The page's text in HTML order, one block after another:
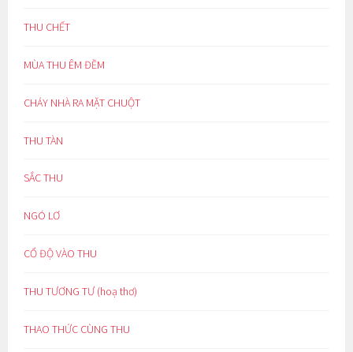
THU CHẾT
MÙA THU ÊM ĐỀM
CHÁY NHÀ RA MẶT CHUỘT
THU TÀN
SẮC THU
NGÓ LƠ
CỔ ĐỘ VÀO THU
THU TƯƠNG TƯ (hoạ thơ)
THAO THỨC CÙNG THU